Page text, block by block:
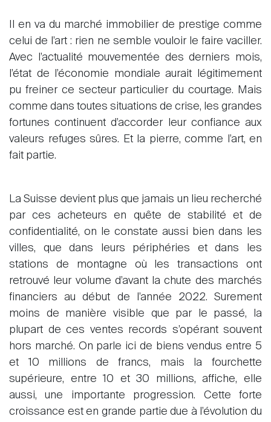
Il en va du marché immobilier de prestige comme
celui de l’art : rien ne semble vouloir le faire vaciller.
Avec l’actualité mouvementée des derniers mois,
l’état de l’économie mondiale aurait légitimement
pu freiner ce secteur particulier du courtage. Mais
comme dans toutes situations de crise, les grandes
fortunes continuent d’accorder leur confiance aux
valeurs refuges sûres. Et la pierre, comme l’art, en
fait partie.
La Suisse devient plus que jamais un lieu recherché
par ces acheteurs en quête de stabilité et de
confidentialité, on le constate aussi bien dans les
villes, que dans leurs périphéries et dans les
stations de montagne où les transactions ont
retrouvé leur volume d’avant la chute des marchés
financiers au début de l’année 2022. Surement
moins de manière visible que par le passé, la
plupart de ces ventes records s’opérant souvent
hors marché. On parle ici de biens vendus entre 5
et 10 millions de francs, mais la fourchette
supérieure, entre 10 et 30 millions, affiche, elle
aussi, une importante progression. Cette forte
croissance est en grande partie due à l’évolution du